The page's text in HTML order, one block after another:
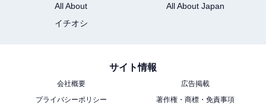
■第3戦 vsイタリア
会場：Cheonan World Cup Stadium（天安）
TV放送：フジテレビTWO／BSフジ
All About
All About Japan
イチオシ
サイト情報
会社概要
広告掲載
プライバシーポリシー
著作権・商標・免責事項